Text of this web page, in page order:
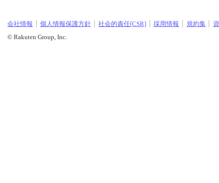
会社情報 個人情報保護方針 社会的責任[CSR] 採用情報 規約集
© Rakuten Group, Inc.